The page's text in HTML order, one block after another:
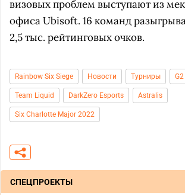
визовых проблем выступают из
офиса Ubisoft. 16 команд
2,5 тыс. рейтинговых очков.
Rainbow Six Siege Новости Турниры
Team Liquid DarkZero Esports Astralis
Six Charlotte Major 2022
СПЕЦПРОЕКТЫ